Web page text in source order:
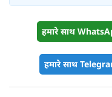
हमारे साथ
हमारे साथ